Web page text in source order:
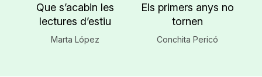
Que s’acabin les
lectures d’estiu
Marta López
Els primers anys no
tornen
Conchita Pericó